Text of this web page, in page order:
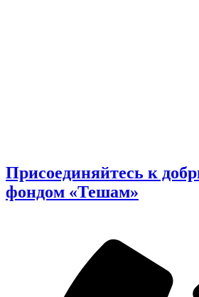
Присоединяйтесь к
фондом «Тешам»